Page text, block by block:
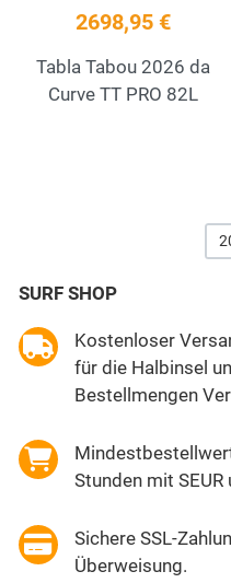
2698,95 €
Tabla Tabou 2026 da
Curve TT PRO 82L
SURF SHOP
Kostenloser
für die Halbinsel
Bestellmengen
Stunden mit
Sichere SSL-
Überweisung.